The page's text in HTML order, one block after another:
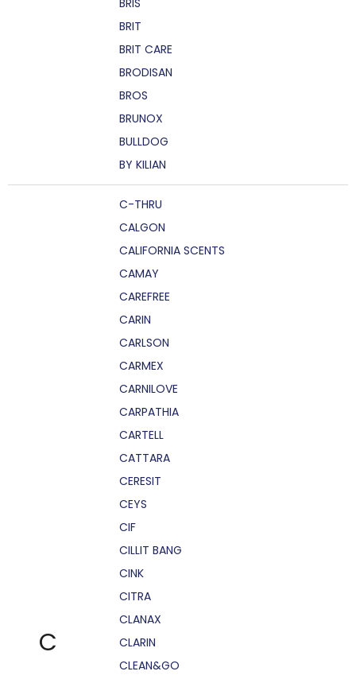
BRIS
BRIT
BRIT CARE
BRODISAN
BROS
BRUNOX
BULLDOG
BY KILIAN
C
C-THRU
CALGON
CALIFORNIA SCENTS
CAMAY
CAREFREE
CARIN
CARLSON
CARMEX
CARNILOVE
CARPATHIA
CARTELL
CATTARA
CERESIT
CEYS
CIF
CILLIT BANG
CINK
CITRA
CLANAX
CLARIN
CLEAN&GO